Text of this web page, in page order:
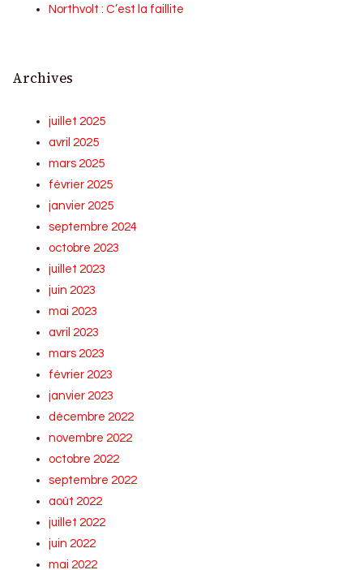
Northvolt : C’est la faillite
Archives
juillet 2025
avril 2025
mars 2025
février 2025
janvier 2025
septembre 2024
octobre 2023
juillet 2023
juin 2023
mai 2023
avril 2023
mars 2023
février 2023
janvier 2023
décembre 2022
novembre 2022
octobre 2022
septembre 2022
août 2022
juillet 2022
juin 2022
mai 2022